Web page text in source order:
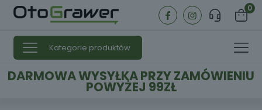
0
Kategorie produktów
DARMOWA WYSYŁKA PRZY ZAMÓWIENIU
POWYŻEJ 99ZŁ